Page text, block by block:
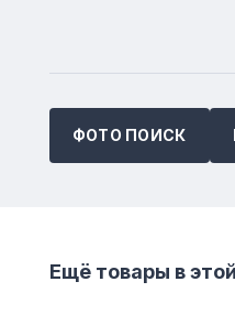
ФОТО ПОИСК
Ещё товары в